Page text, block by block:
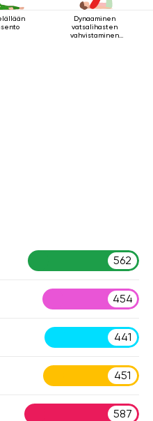
Dynaaminen
vatsalihasten
vahvistaminen
562
454
441
451
587